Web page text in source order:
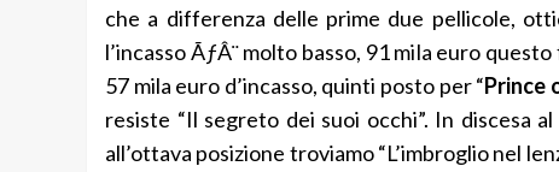
che a differenza delle prime due pellicole,
l’incasso ÃƒÂ¨ molto basso, 91 mila euro
57 mila euro d’incasso, quinti posto per “Prince
resiste “Il segreto dei suoi occhi”. In discesa
all’ottava posizione troviamo “L’imbroglio nel